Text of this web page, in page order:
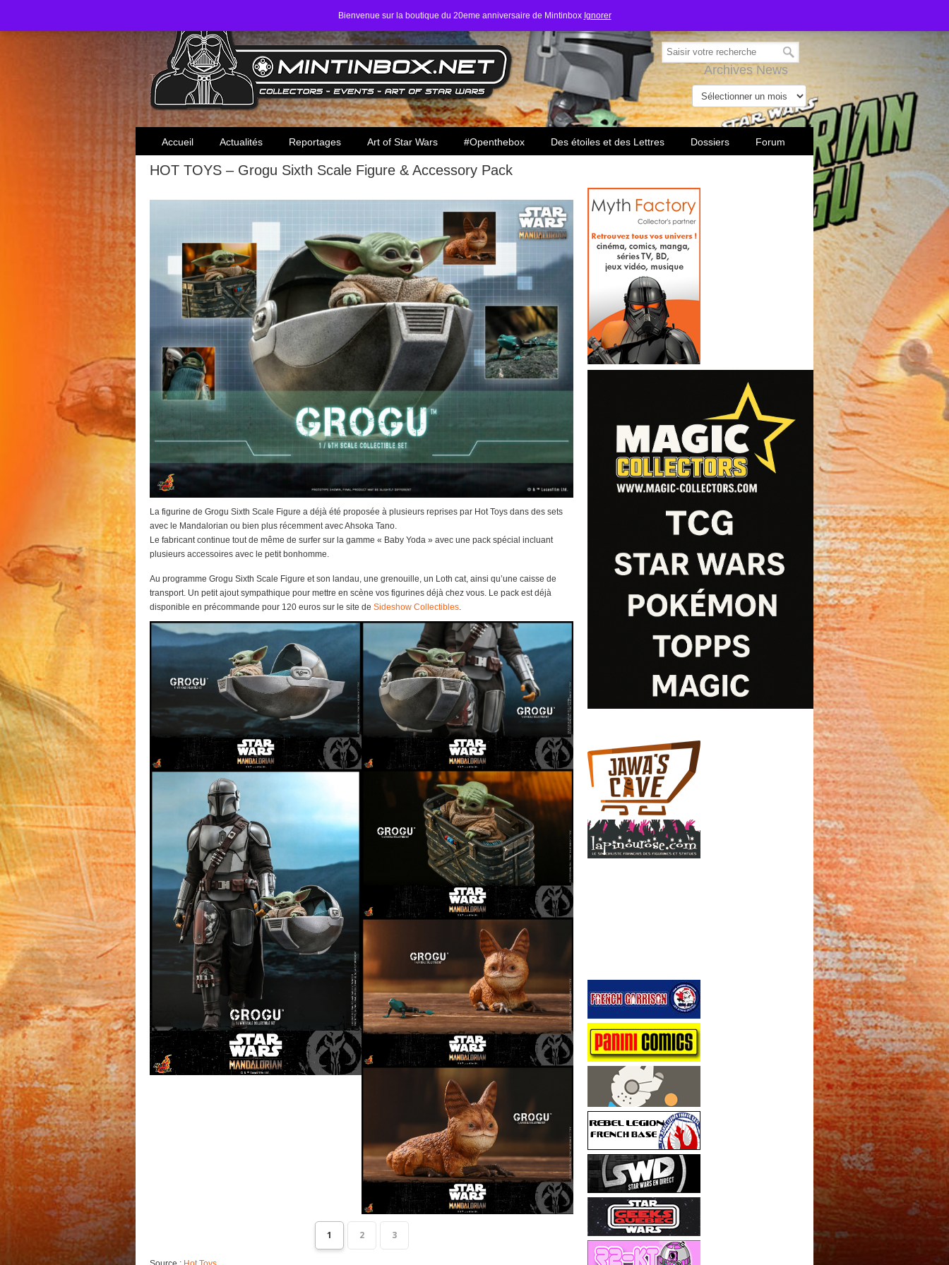
Bienvenue sur la boutique du 20eme anniversaire de Mintinbox Ignorer
Toute l'actualité des collectionneurs Star Wars
Archives News
Accueil Actualités Reportages Art of Star Wars #Openthebox Des étoiles et des Lettres Dossiers Forum
HOT TOYS – Grogu Sixth Scale Figure & Accessory Pack
La figurine de Grogu Sixth Scale Figure a déjà été proposée à plusieurs reprises par Hot Toys dans des sets
avec le Mandalorian ou bien plus récemment avec Ahsoka Tano.
Le fabricant continue tout de même de surfer sur la gamme « Baby Yoda » avec une pack spécial incluant
plusieurs accessoires avec le petit bonhomme.
Au programme Grogu Sixth Scale Figure et son landau, une grenouille, un Loth cat, ainsi qu’une caisse de
transport. Un petit ajout sympathique pour mettre en scène vos figurines déjà chez vous. Le pack est déjà
disponible en précommande pour 120 euros sur le site de Sideshow Collectibles.
1 2 3